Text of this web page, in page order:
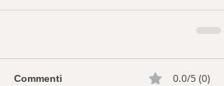
Commenti 0.0/5 (0)